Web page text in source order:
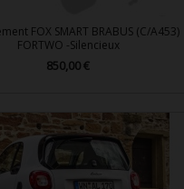
FOX SMART BRABUS (C/A453)
FORTWO -Silencieux
Prix
850,00 €